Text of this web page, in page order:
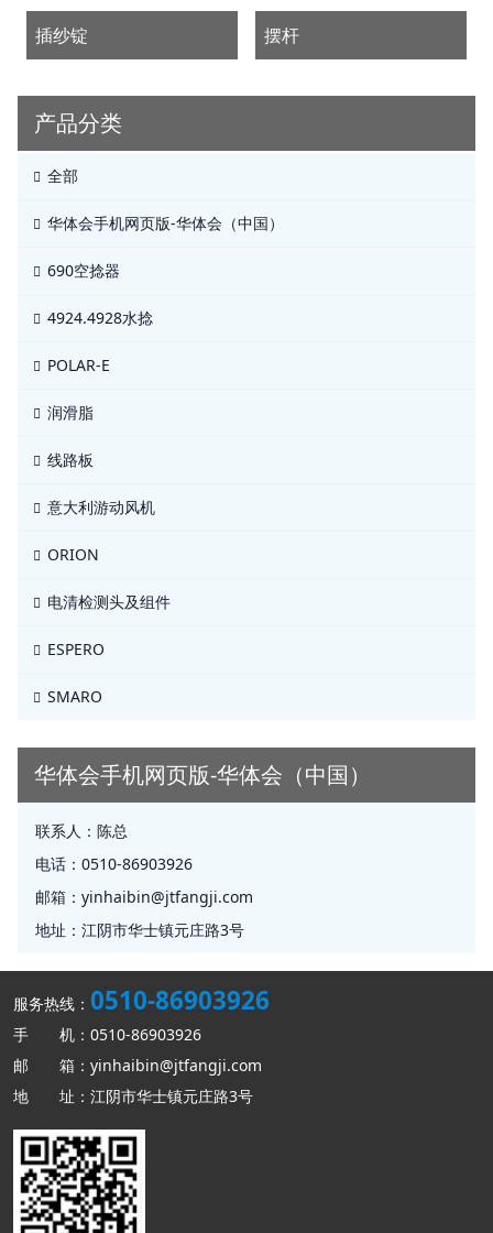
插纱锭 摆杆
产品分类
全部
华体会手机网页版-华体会（中国）
690空捻器
4924.4928水捻
POLAR-E
润滑脂
线路板
意大利游动风机
ORION
电清检测头及组件
ESPERO
SMARO
华体会手机网页版-华体会（中国）
联系人： 陈总
电话： 0510-86903926
邮箱： yinhaibin@jtfangji.com
地址： 江阴市华士镇元庄路3号
服务热线： 0510-86903926
手 机：0510-86903926
邮 箱：yinhaibin@jtfangji.com
地 址：江阴市华士镇元庄路3号